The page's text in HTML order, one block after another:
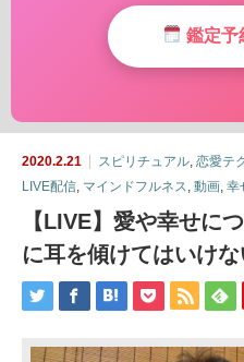
鑑定予
2020.2.21 スピリチュアル 恋愛テ
LIVE配信 マインドフルネス 動画 幸
【LIVE】愛や幸せに
に耳を傾けてはいけ